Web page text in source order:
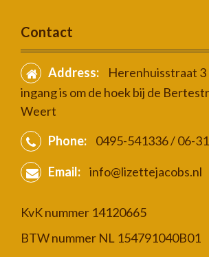
Contact
Address:
Herenhuisstraat
ingang is om de hoek bij de
Weert
Phone:
0495-541336 / 06-
Email: info@lizettejacobs.nl
KvK nummer 14120665
BTW nummer NL 154791040B01